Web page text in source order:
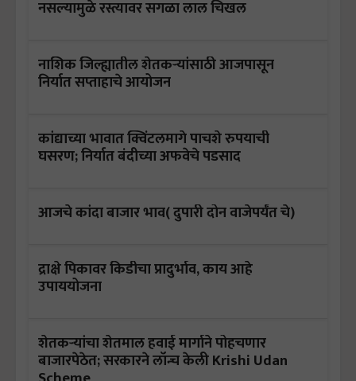
नसल्यामुळे रस्त्यावर सगळा लाल चिखल
नाशिक जिल्ह्यातील शेतकऱ्यांसाठी आजपासून
निर्यात सप्ताहाचे आयोजन
कांद्याच्या भावात क्विंटलमागे पाचशे रुपयाची
घसरण; निर्यात बंदीच्या अफवेचे पडसाद
आजचे कांदा बाजार भाव( दुपारी दोन वाजेपर्यंत चे)
द्राक्षे पिकावर किडीचा प्रादुर्भाव, काय आहे
उपाययोजना
शेतकऱ्यांचा शेतमाल हवाई मार्गाने पोहचणार
बाजारपेठेत; सरकारने लॉन्च केली Krishi Udan